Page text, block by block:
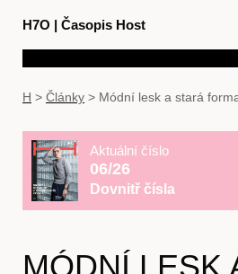
H7O | Časopis Host
H > Články > Módní lesk a stará
Aktuální číslo
06/26
Dovnitř čísla
MÓDNÍ LESK